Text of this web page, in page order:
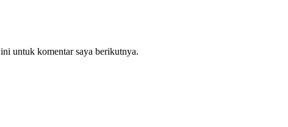
untuk komentar saya berikutnya.